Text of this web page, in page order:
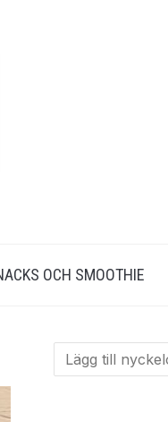
OCH SMOOTHIE